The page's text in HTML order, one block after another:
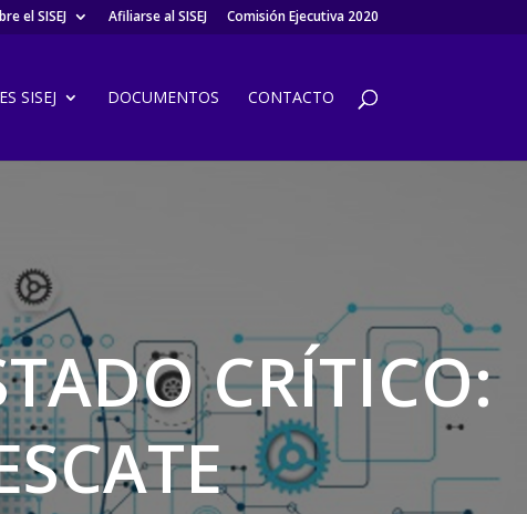
el SISEJ Afiliarse al SISEJ Comisión Ejecutiva 2020
SISEJ DOCUMENTOS CONTACTO
CRÍTICO: